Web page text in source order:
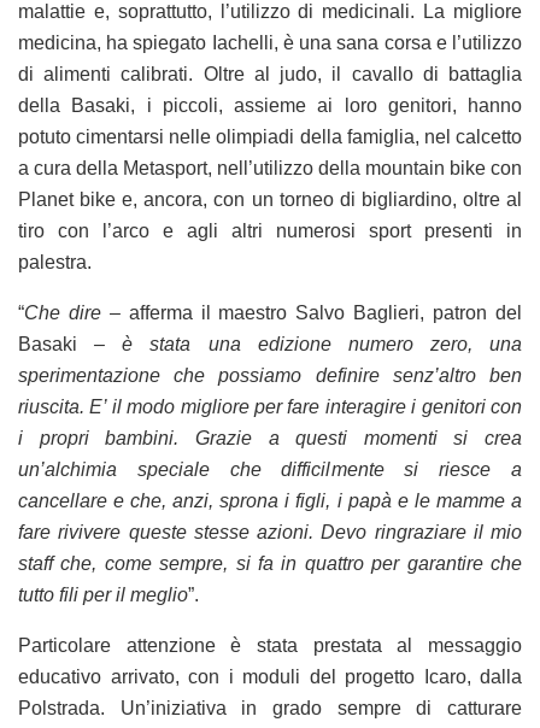
malattie e, soprattutto, l’utilizzo di medicinali. La migliore
medicina, ha spiegato Iachelli, è una sana corsa e l’utilizzo
di alimenti calibrati. Oltre al judo, il cavallo di battaglia
della Basaki, i piccoli, assieme ai loro genitori, hanno
potuto cimentarsi nelle olimpiadi della famiglia, nel calcetto
a cura della Metasport, nell’utilizzo della mountain bike con
Planet bike e, ancora, con un torneo di bigliardino, oltre al
tiro con l’arco e agli altri numerosi sport presenti in
palestra.
“Che dire – afferma il maestro Salvo Baglieri, patron del
Basaki – è stata una edizione numero zero, una
sperimentazione che possiamo definire senz’altro ben
riuscita. E’ il modo migliore per fare interagire i genitori con
i propri bambini. Grazie a questi momenti si crea
un’alchimia speciale che difficilmente si riesce a
cancellare e che, anzi, sprona i figli, i papà e le mamme a
fare rivivere queste stesse azioni. Devo ringraziare il mio
staff che, come sempre, si fa in quattro per garantire che
tutto fili per il meglio”.
Particolare attenzione è stata prestata al messaggio
educativo arrivato, con i moduli del progetto Icaro, dalla
Polstrada. Un’iniziativa in grado sempre di catturare